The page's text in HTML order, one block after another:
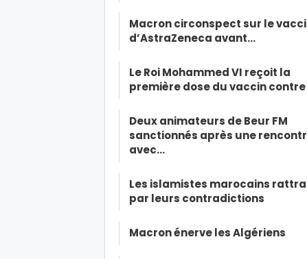
Macron circonspect sur le
d’AstraZeneca avant…
Le Roi Mohammed VI reçoit la
première dose du vaccin
Deux animateurs de Beur FM
sanctionnés après une
avec…
Les islamistes marocains
par leurs contradictions
Macron énerve les Algériens